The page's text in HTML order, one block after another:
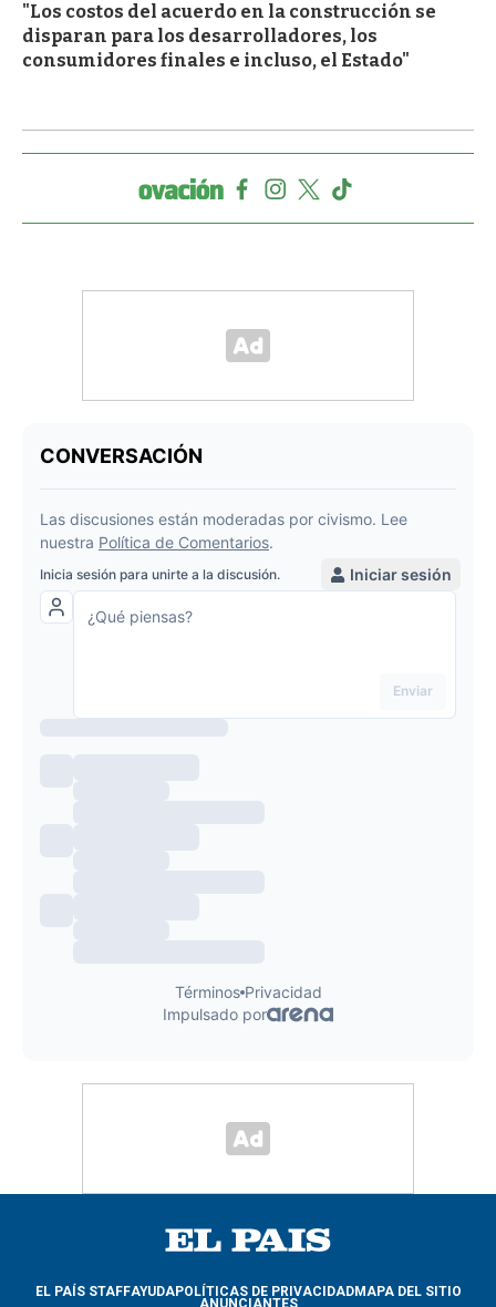
"Los costos del acuerdo en la construcción se
disparan para los desarrolladores, los
consumidores finales e incluso, el Estado"
EL PAÍS STAFFAYUDAPOLÍTICAS DE PRIVACIDADMAPA DEL SITIO
ANUNCIANTES